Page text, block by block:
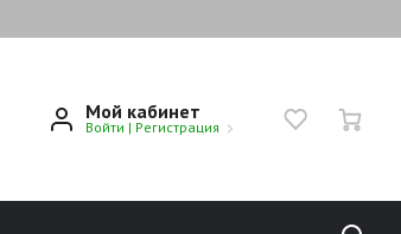
Мой кабинет
Войти | Регистрация